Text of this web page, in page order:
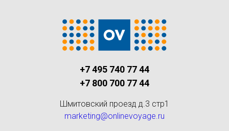
+7 495 740 77 44
+7 800 700 77 44
Шмитовский проезд д.3 стр1
marketing@onlinevoyage.ru